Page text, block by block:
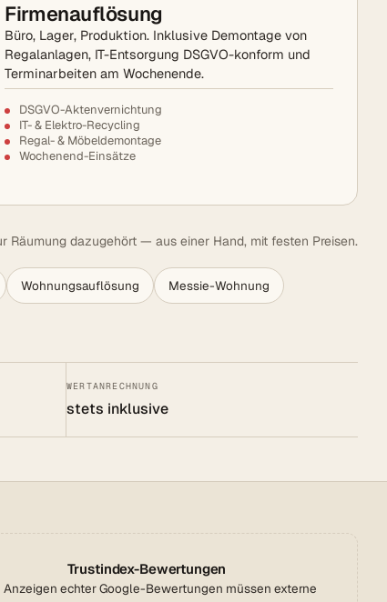
Firmenauflösung
Büro, Lager, Produktion. Inklusive Demontage von
Regalanlagen, IT-Entsorgung DSGVO-konform und
Terminarbeiten am Wochenende.
DSGVO-Aktenvernichtung
IT- & Elektro-Recycling
Regal- & Möbeldemontage
Wochenend-Einsätze
Räumung dazugehört — aus einer Hand, mit festen Preisen.
Wohnungsauflösung Messie-Wohnung
WERTANRECHNUNG
stets inklusive
Trustindex-Bewertungen
Anzeigen echter Google-Bewertungen müssen externe